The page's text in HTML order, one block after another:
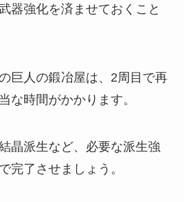
器強化を済ませておくこと
巨人の鍛冶屋は、2周目で再
な時間がかかります。
晶派生など、必要な派生強
完了させましょう。